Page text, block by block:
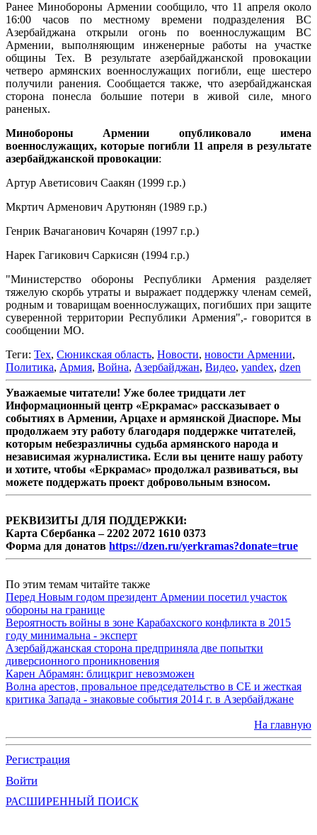
Ранее Минобороны Армении сообщило, что 11 апреля около
16:00 часов по местному времени подразделения ВС
Азербайджана открыли огонь по военнослужащим ВС
Армении, выполняющим инженерные работы на участке
общины Тех. В результате азербайджанской провокации
четверо армянских военнослужащих погибли, еще шестеро
получили ранения. Сообщается также, что азербайджанская
сторона понесла большие потери в живой силе, много
раненых.
Минобороны Армении опубликовало имена
военнослужащих, которые погибли 11 апреля в результате
азербайджанской провокации:
Артур Аветисович Саакян (1999 г.р.)
Мкртич Арменович Арутюнян (1989 г.р.)
Генрик Вачаганович Кочарян (1997 г.р.)
Нарек Гагикович Саркисян (1994 г.р.)
"Министерство обороны Республики Армения разделяет
тяжелую скорбь утраты и выражает поддержку членам семей,
родным и товарищам военнослужащих, погибших при защите
суверенной территории Республики Армения",- говорится в
сообщении МО.
Теги: Тех, Сюникская область, Новости, новости Армении,
Политика, Армия, Война, Азербайджан, Видео, yandex, dzen
Уважаемые читатели! Уже более тридцати лет
Информационный центр «Еркрамас» рассказывает о
событиях в Армении, Арцахе и армянской Диаспоре. Мы
продолжаем эту работу благодаря поддержке читателей,
которым небезразличны судьба армянского народа и
независимая журналистика. Если вы цените нашу работу
и хотите, чтобы «Еркрамас» продолжал развиваться, вы
можете поддержать проект добровольным взносом.
РЕКВИЗИТЫ ДЛЯ ПОДДЕРЖКИ:
Карта Сбербанка – 2202 2072 1610 0373
Форма для донатов https://dzen.ru/yerkramas?donate=true
По этим темам читайте также
Перед Новым годом президент Армении посетил участок
обороны на границе
Вероятность войны в зоне Карабахского конфликта в 2015
году минимальна - эксперт
Азербайджанская сторона предприняла две попытки
диверсионного проникновения
Карен Абрамян: блицкриг невозможен
Волна арестов, провальное председательство в СЕ и жесткая
критика Запада - знаковые события 2014 г. в Азербайджане
На главную
Регистрация
Войти
РАСШИРЕННЫЙ ПОИСК